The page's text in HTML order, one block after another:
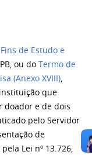
de Estudo e
ou doTermo de
(Anexo XVIII),
que
doador e de dois
pelo Servidor
de
Lei nº 13.726,